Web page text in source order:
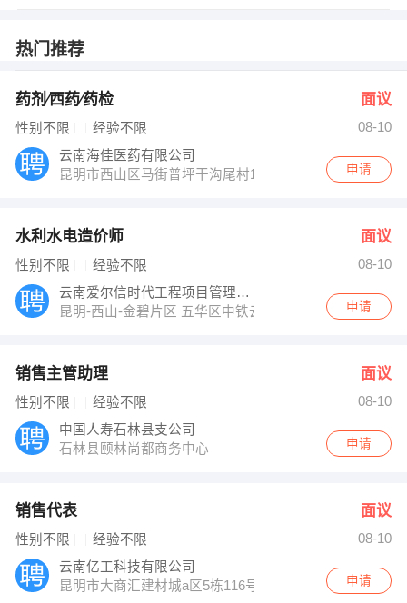
郭先生 发布 [销售代表 ] 招聘信息
【云南创启商务咨询有限公司 】 强势入驻
热门推荐
药剂∕西药∕药检 面议
性别不限 经验不限
08-10
云南海佳医药有限公司
昆明市西山区马街普坪干沟尾村1号
申请
水利水电造价师 面议
性别不限 经验不限
08-10
云南爱尔信时代工程项目管理有限公司
昆明-西山-金碧片区 五华区中铁云时代金御608号申请
销售主管助理 面议
性别不限 经验不限
08-10
中国人寿石林县支公司
石林县颐林尚都商务中心
申请
销售代表 面议
性别不限 经验不限
08-10
云南亿工科技有限公司
昆明市大商汇建材城a区5栋116号
申请